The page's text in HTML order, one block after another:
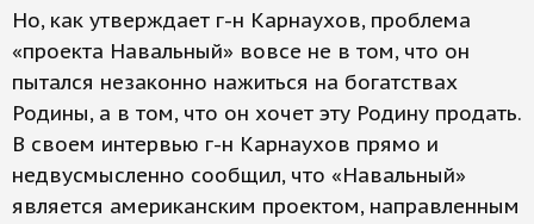
Но, как утверждает г-н Карнаухов, проблема
«проекта Навальный» вовсе не в том, что он
пытался незаконно нажиться на богатствах
Родины, а в том, что он хочет эту Родину продать.
В своем интервью г-н Карнаухов прямо и
недвусмысленно сообщил, что «Навальный»
является американским проектом, направленным